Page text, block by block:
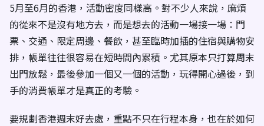
5月至6月的香港，活動密度同樣高。對不少人來說，麻煩
的從來不是沒有地方去，而是想去的活動一場接一場：門
票、交通、限定周邊、餐飲，甚至臨時加插的住宿與購物安
排，帳單往往很容易在短時間內累積。尤其原本只打算周末
出門放鬆，最後參加一個又一個的活動，玩得開心過後，到
手的消費帳單才是真正的考驗。
要規劃香港週末好去處，重點不只在行程本身，也在於如何